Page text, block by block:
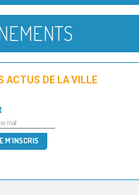
ACTUS DE LA VILLE